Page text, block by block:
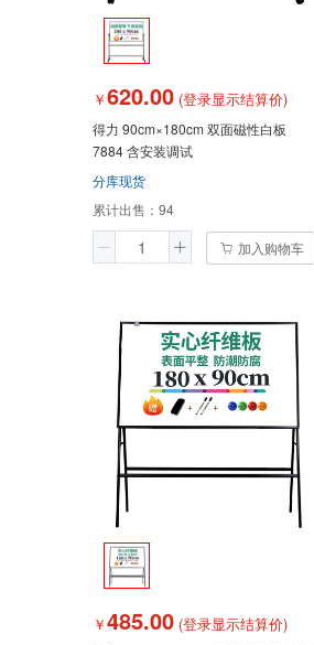
￥620.00 (登录显示结算价)
得力 90cm×180cm 双面磁性白板
7884 含安装调试
分库现货
累计出售： 94
加入购物车
￥485.00 (登录显示结算价)